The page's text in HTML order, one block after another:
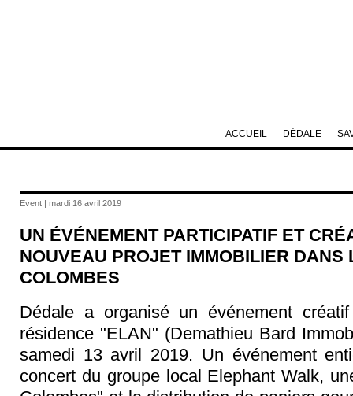
Event | mardi 16 avril 2019
UN ÉVÉNEMENT PARTICIPATIF ET
NOUVEAU PROJET IMMOBILIER DANS
COLOMBES
Dédale a organisé un événement
résidence "ELAN" (Demathieu Bard
samedi 13 avril 2019. Un événement
concert du groupe local Elephant Walk,
DÉDALE
ACCUEIL